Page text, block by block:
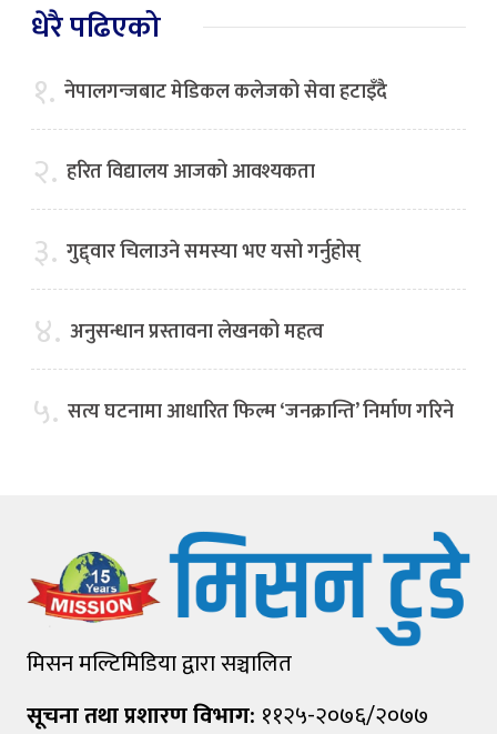
धेरै पढिएको
१. नेपालगन्जबाट मेडिकल कलेजको सेवा हटाइँदै
२. हरित विद्यालय आजको आवश्यकता
३. गुद्द्वार चिलाउने समस्या भए यसो गर्नुहोस्
४. अनुसन्धान प्रस्तावना लेखनको महत्व
५. सत्य घटनामा आधारित फिल्म ‘जनक्रान्ति’ निर्माण गरिने
मिसन मल्टिमिडिया द्वारा सञ्चालित
सूचना तथा प्रशारण विभाग: ११२५-२०७६/२०७७